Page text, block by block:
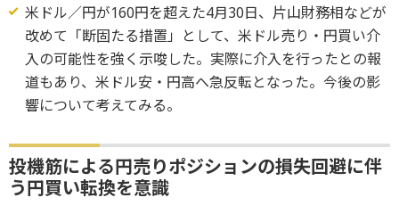
米ドル／円が160円を超えた4月30日、片山財務相などが
改めて「断固たる措置」として、米ドル売り・円買い介
入の可能性を強く示唆した。実際に介入を行ったとの報
道もあり、米ドル安・円高へ急反転となった。今後の影
響について考えてみる。
投機筋による円売りポジションの損失回避に伴
う円買い転換を意識